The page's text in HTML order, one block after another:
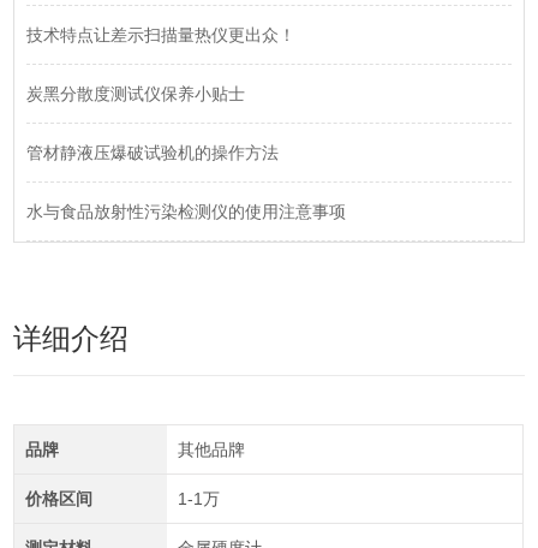
技术特点让差示扫描量热仪更出众！
炭黑分散度测试仪保养小贴士
管材静液压爆破试验机的操作方法
水与食品放射性污染检测仪的使用注意事项
详细介绍
品牌 其他品牌
价格区间 1-1万